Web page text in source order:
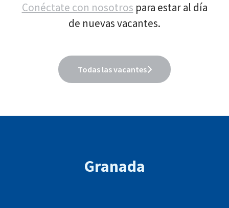
Conéctate con nosotros para estar al día
de nuevas vacantes.
Todas las vacantes
Granada